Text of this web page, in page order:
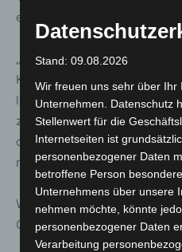
erhalten.
„Wir erwarten, dass
Kunden mit einem Problem
lassen, und empfehlen, den
zu prüfen“, so Schönbohm.
dass Informationssicherheit
nachhaltig erfolgreiche
Warnung vor Funk-
CFA3000 des Herstellers
Stand: 09.08.2026
Wir freuen uns sehr über Ihr
Unternehmen. Datenschutz
Stellenwert für die
Internetseiten ist
personenbezogener Daten
betroffene Person
Unternehmens über unsere
nehmen möchte, könnte
personenbezogener Daten
Verarbeitung